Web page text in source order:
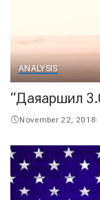
ANALYSIS
“Даяаршил
November 22, 2018